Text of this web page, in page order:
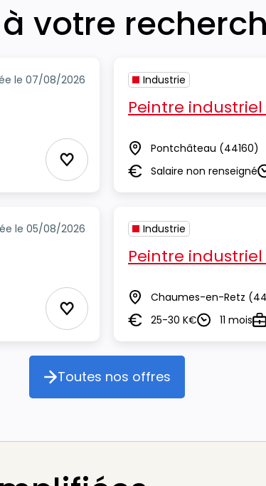
votre
le 07/08/2026
Ajouter aux Favoris
Industrie
Peintre industriel
Lieu Pontchâteau (44160)
SalaireSalaire non renseigné
le 05/08/2026
Ajouter aux Favoris
Industrie
Peintre industriel
Lieu Chaumes-en-Retz
Salaire25-30 K€Durée11 mois
Toutes nos offres
Toutes nos offres